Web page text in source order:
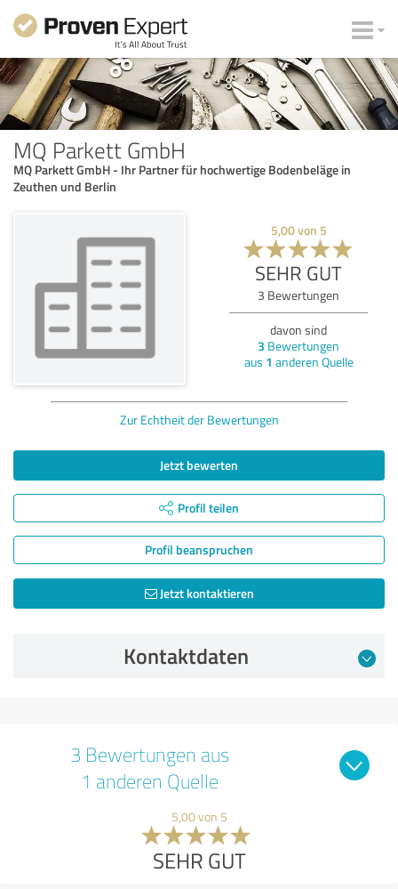
MQ Parkett GmbH
MQ Parkett GmbH - Ihr Partner für hochwertige Bodenbeläge in
Zeuthen und Berlin
5,00von 5
SEHR GUT
3 Bewertungen
davon sind
3 Bewertungen
aus 1 anderen Quelle
Zur Echtheit der Bewertungen
Jetzt bewerten
Profil teilen
Profil beanspruchen
Jetzt kontaktieren
Kontaktdaten
3 Bewertungen aus
1 anderen Quelle
5,00 von 5
SEHR GUT